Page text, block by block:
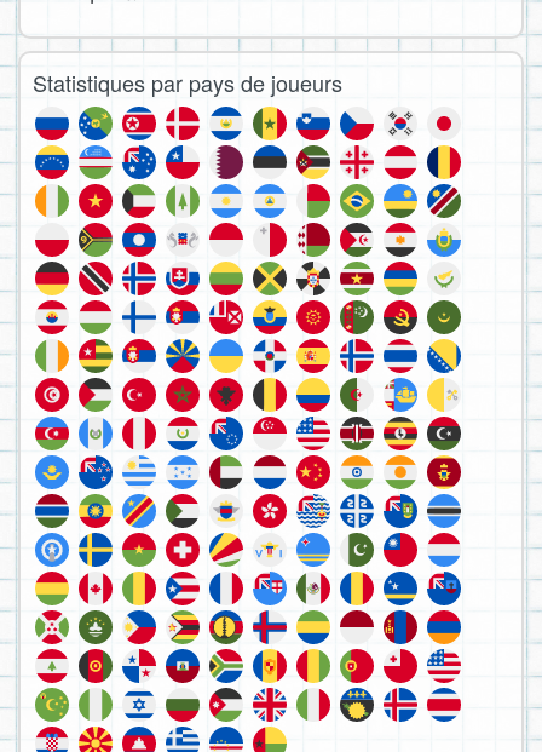
Statistiques par pays de joueurs